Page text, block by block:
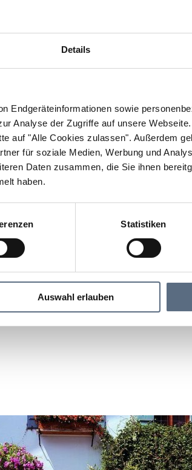
Details
Endgeräteinformationen sowie
Analyse der Zugriffe auf unsere Webseite.
auf "Alle Cookies zulassen". Außerdem
für soziale Medien, Werbung und
Daten zusammen, die Sie ihnen
haben.
Statistiken
Auswahl erlauben